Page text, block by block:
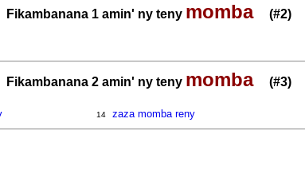
Fikambanana 1 amin' ny teny momba(#2)
Fikambanana 2 amin' ny teny momba(#3)
14 zaza momba reny